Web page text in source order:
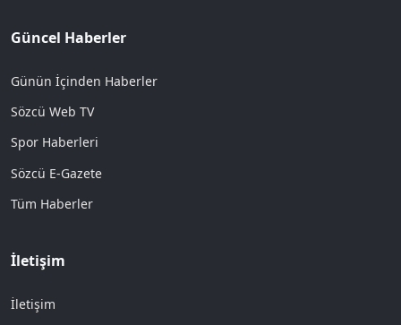
Güncel Haberler
Günün İçinden Haberler
Sözcü Web TV
Spor Haberleri
Sözcü E-Gazete
Tüm Haberler
İletişim
İletişim